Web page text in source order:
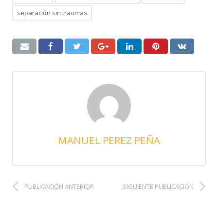
separación sin traumas
MANUEL PEREZ PEÑA
PUBLICACIÓN ANTERIOR SIGUIENTE PUBLICACIÓN